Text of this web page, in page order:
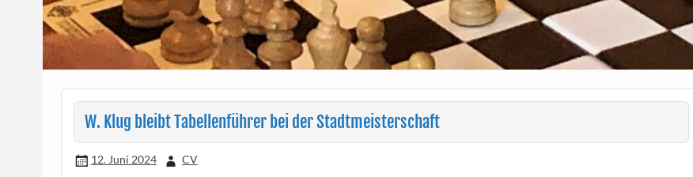
W. Klug bleibt Tabellenführer bei der Stadtmeisterschaft
12. Juni 2024 CV